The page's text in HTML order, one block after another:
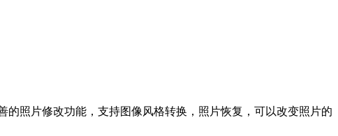
照片修改功能，支持图像风格转换，照片恢复，可以改变照片的